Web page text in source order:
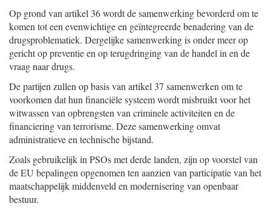
Op grond van artikel 36 wordt de samenwerking bevorderd om te
komen tot een evenwichtige en geïntegreerde benadering van de
drugsproblematiek. Dergelijke samenwerking is onder meer op
gericht op preventie en op terugdringing van de handel in en de
vraag naar drugs.
De partijen zullen op basis van artikel 37 samenwerken om te
voorkomen dat hun financiële systeem wordt misbruikt voor het
witwassen van opbrengsten van criminele activiteiten en de
financiering van terrorisme. Deze samenwerking omvat
administratieve en technische bijstand.
Zoals gebruikelijk in PSOs met derde landen, zijn op voorstel van
de EU bepalingen opgenomen ten aanzien van participatie van het
maatschappelijk middenveld en modernisering van openbaar
bestuur.